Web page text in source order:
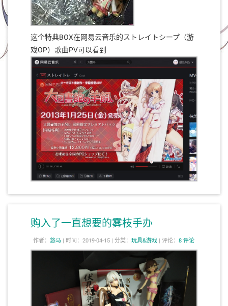
这个特典BOX在网易云音乐的ストレイトシープ（游
戏OP）歌曲PV可以看到
购入了一直想要的雾枝手办
作者： 悠马 | 时间：2019-04-15 | 分类： 玩具&游戏 | 评论： 8 评论